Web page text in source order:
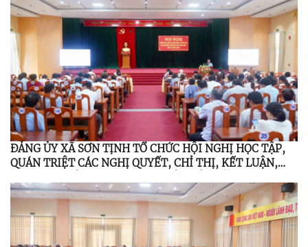
ĐOẠN 2021 – 2026
ĐẢNG ỦY XÃ SƠN TỊNH TỔ CHỨC HỘI NGHỊ HỌC TẬP,
QUÁN TRIỆT CÁC NGHỊ QUYẾT, CHỈ THỊ, KẾT LUẬN,